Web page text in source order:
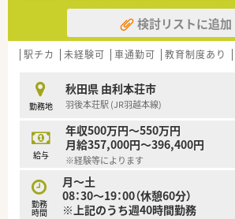
検討リストに追加
駅チカ 未経験可 車通勤可 教育制度あり
勤務地
秋田県 由利本荘市
羽後本荘駅 (JR羽越本線)
給与
年収500万円～550万円
月給357,000円～396,400円
※経験等によります
勤務
時間
月～土
08：30～19：00（休憩60分）
※上記のうち週40時間勤務